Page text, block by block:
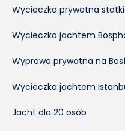
Wycieczka prywatna
Wycieczka jachtem
Wyprawa prywatna na
Wycieczka jachtem
Jacht dla 20 osób